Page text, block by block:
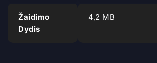
Žaidimo
Dydis
4,2 MB